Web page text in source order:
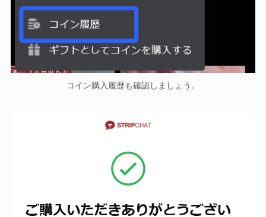
コイン購入履歴も確認しましょう。